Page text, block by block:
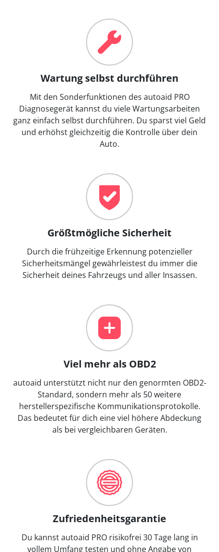
Wartung selbst durchführen
Mit den Sonderfunktionen des autoaid PRO
Diagnosegerät kannst du viele Wartungsarbeiten
ganz einfach selbst durchführen. Du sparst viel Geld
und erhöhst gleichzeitig die Kontrolle über dein
Auto.
Größtmögliche Sicherheit
Durch die frühzeitige Erkennung potenzieller
Sicherheitsmängel gewährleistest du immer die
Sicherheit deines Fahrzeugs und aller Insassen.
Viel mehr als OBD2
autoaid unterstützt nicht nur den genormten OBD2-
Standard, sondern mehr als 50 weitere
herstellerspezifische Kommunikationsprotokolle.
Das bedeutet für dich eine viel höhere Abdeckung
als bei vergleichbaren Geräten.
Zufriedenheitsgarantie
Du kannst autoaid PRO risikofrei 30 Tage lang in
vollem Umfang testen und ohne Angabe von